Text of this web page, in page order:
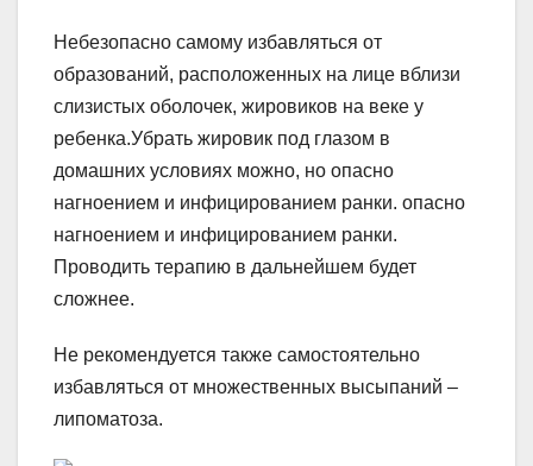
Небезопасно самому избавляться от
образований, расположенных на лице вблизи
слизистых оболочек, жировиков на веке у
ребенка.Убрать жировик под глазом в
домашних условиях можно, но опасно
нагноением и инфицированием ранки. опасно
нагноением и инфицированием ранки.
Проводить терапию в дальнейшем будет
сложнее.
Не рекомендуется также самостоятельно
избавляться от множественных высыпаний –
липоматоза.